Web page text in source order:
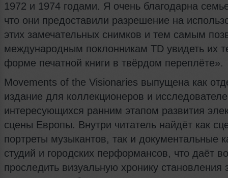
1972 и 1974 годами. Я очень благодарна
что они предоставили разрешение на
этих замечательных снимков и тем самым
международным поклонникам TD увидеть их
форме печатной книги в твёрдом переплёте».
Movements of the Visionaries выпущена как
издание для коллекционеров и
интересующихся ранним этапом развития
сцены Европы. Внутри читатель найдёт как
портреты музыкантов, так и документальные
студий и городских перформансов, что даёт
проследить визуальную хронику становления